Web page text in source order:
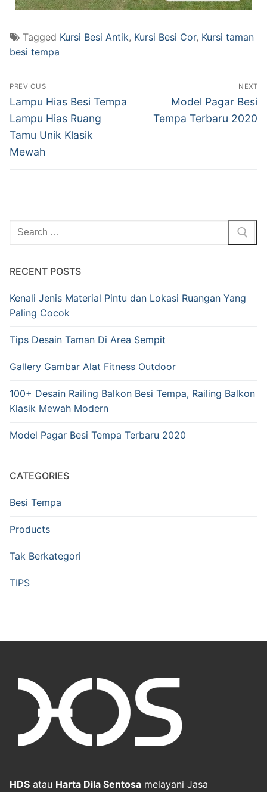
Tagged Kursi Besi Antik, Kursi Besi Cor, Kursi taman
besi tempa
PREVIOUS
Lampu Hias Besi Tempa
Lampu Hias Ruang
Tamu Unik Klasik
Mewah
NEXT
Model Pagar Besi
Tempa Terbaru 2020
RECENT POSTS
Kenali Jenis Material Pintu dan Lokasi Ruangan Yang
Paling Cocok
Tips Desain Taman Di Area Sempit
Gallery Gambar Alat Fitness Outdoor
100+ Desain Railing Balkon Besi Tempa, Railing Balkon
Klasik Mewah Modern
Model Pagar Besi Tempa Terbaru 2020
CATEGORIES
Besi Tempa
Products
Tak Berkategori
TIPS
HDS atau Harta Dila Sentosa melayani Jasa